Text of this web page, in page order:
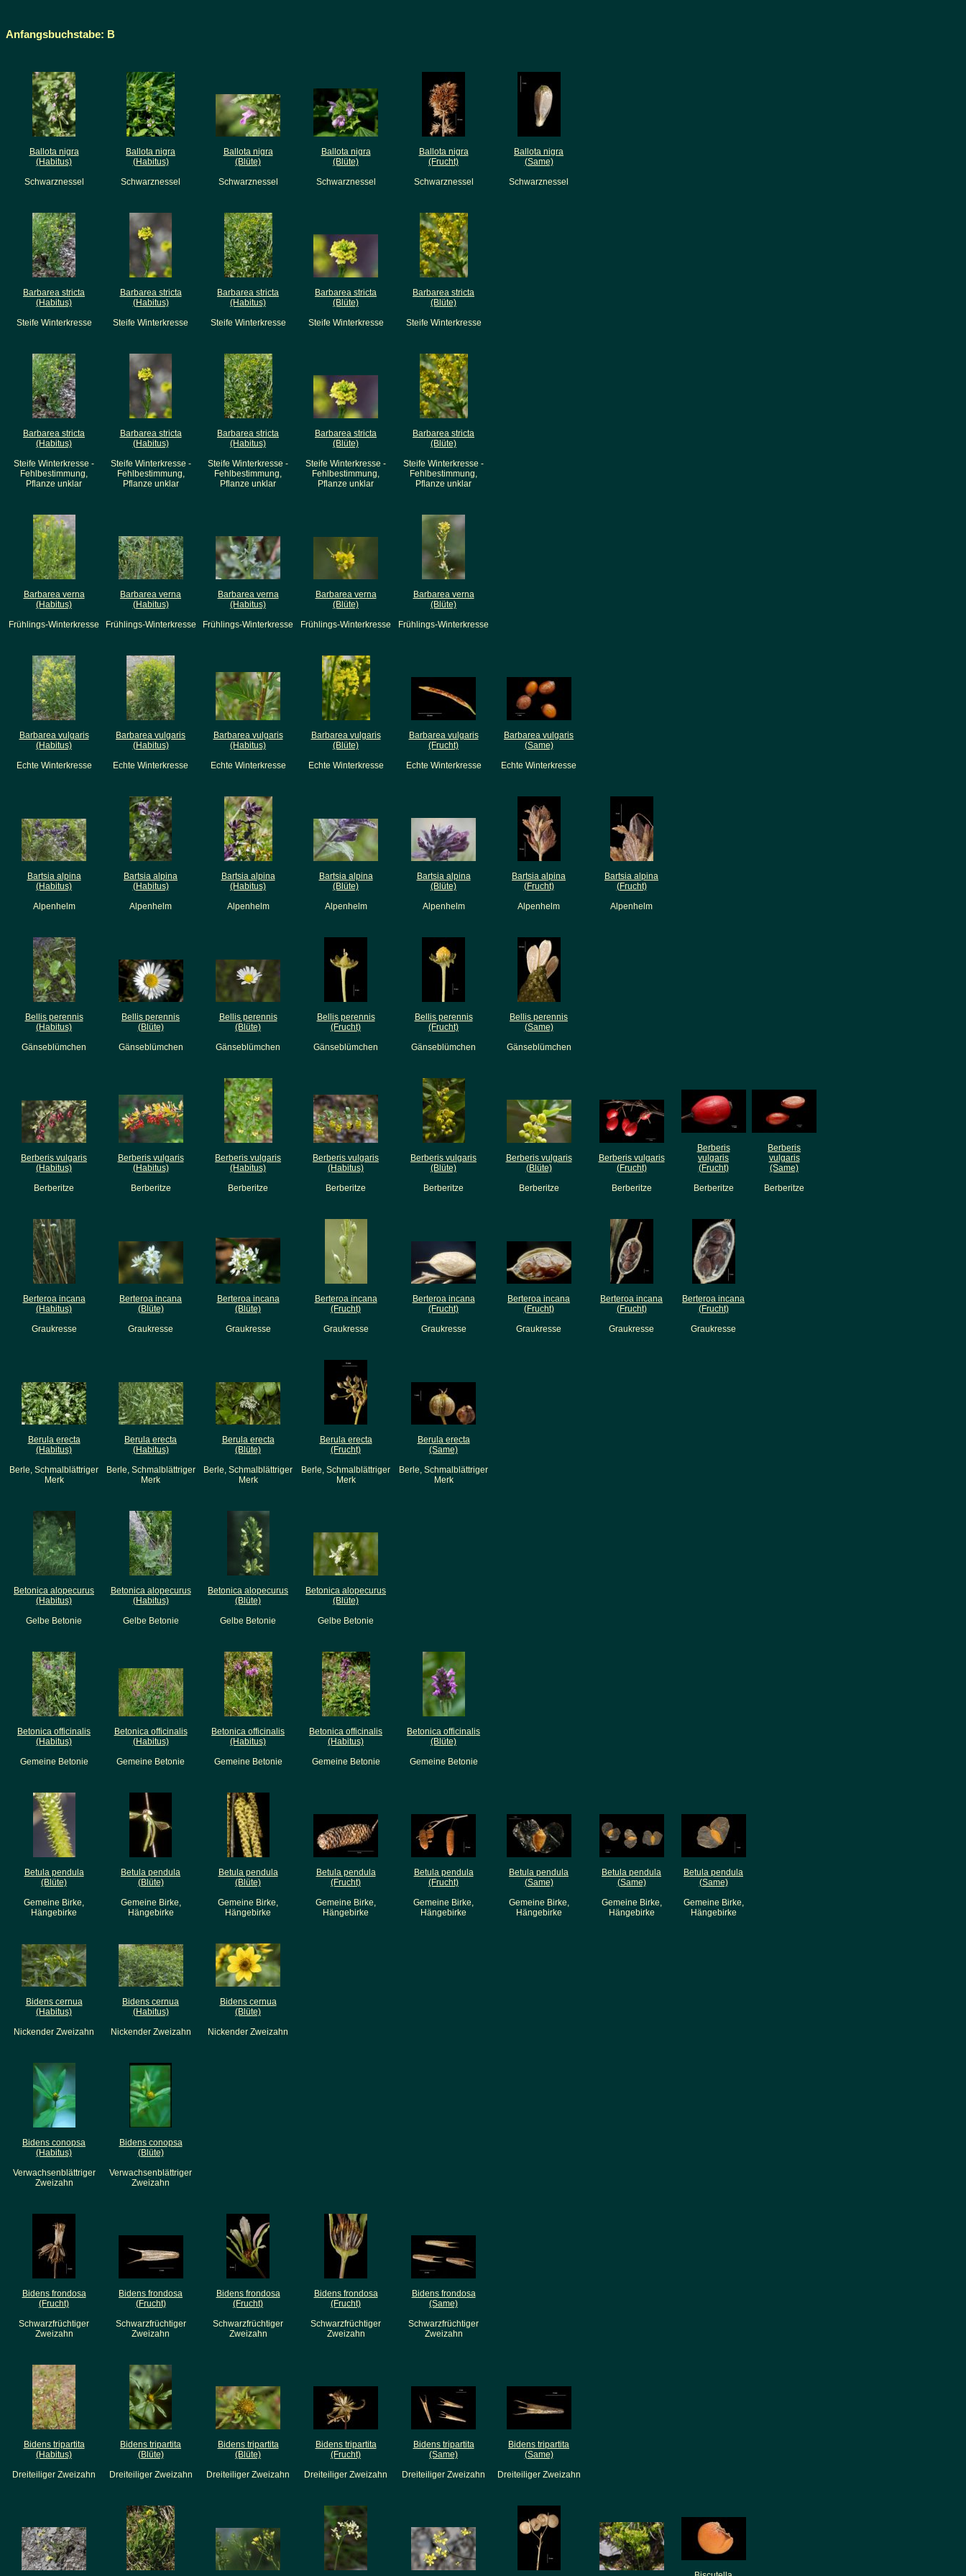
Anfangsbuchstabe: B
Ballota nigra
(Habitus)
Schwarznessel
Ballota nigra
(Habitus)
Schwarznessel
Ballota nigra
(Blüte)
Schwarznessel
Ballota nigra
(Blüte)
Schwarznessel
Ballota nigra
(Frucht)
Schwarznessel
Ballota nigra
(Same)
Schwarznessel
Barbarea stricta
(Habitus)
Steife Winterkresse
Barbarea stricta
(Habitus)
Steife Winterkresse
Barbarea stricta
(Habitus)
Steife Winterkresse
Barbarea stricta
(Blüte)
Steife Winterkresse
Barbarea stricta
(Blüte)
Steife Winterkresse
Barbarea stricta
(Habitus)
Steife Winterkresse -
Fehlbestimmung,
Pflanze unklar
Barbarea stricta
(Habitus)
Steife Winterkresse -
Fehlbestimmung,
Pflanze unklar
Barbarea stricta
(Habitus)
Steife Winterkresse -
Fehlbestimmung,
Pflanze unklar
Barbarea stricta
(Blüte)
Steife Winterkresse -
Fehlbestimmung,
Pflanze unklar
Barbarea stricta
(Blüte)
Steife Winterkresse -
Fehlbestimmung,
Pflanze unklar
Barbarea verna
(Habitus)
Frühlings-Winterkresse
Barbarea verna
(Habitus)
Frühlings-Winterkresse
Barbarea verna
(Habitus)
Frühlings-Winterkresse
Barbarea verna
(Blüte)
Frühlings-Winterkresse
Barbarea verna
(Blüte)
Frühlings-Winterkresse
Barbarea vulgaris
(Habitus)
Echte Winterkresse
Barbarea vulgaris
(Habitus)
Echte Winterkresse
Barbarea vulgaris
(Habitus)
Echte Winterkresse
Barbarea vulgaris
(Blüte)
Echte Winterkresse
Barbarea vulgaris
(Frucht)
Echte Winterkresse
Barbarea vulgaris
(Same)
Echte Winterkresse
Bartsia alpina
(Habitus)
Alpenhelm
Bartsia alpina
(Habitus)
Alpenhelm
Bartsia alpina
(Habitus)
Alpenhelm
Bartsia alpina
(Blüte)
Alpenhelm
Bartsia alpina
(Blüte)
Alpenhelm
Bartsia alpina
(Frucht)
Alpenhelm
Bartsia alpina
(Frucht)
Alpenhelm
Bellis perennis
(Habitus)
Gänseblümchen
Bellis perennis
(Blüte)
Gänseblümchen
Bellis perennis
(Blüte)
Gänseblümchen
Bellis perennis
(Frucht)
Gänseblümchen
Bellis perennis
(Frucht)
Gänseblümchen
Bellis perennis
(Same)
Gänseblümchen
Berberis vulgaris
(Habitus)
Berberitze
Berberis vulgaris
(Habitus)
Berberitze
Berberis vulgaris
(Habitus)
Berberitze
Berberis vulgaris
(Habitus)
Berberitze
Berberis vulgaris
(Blüte)
Berberitze
Berberis vulgaris
(Blüte)
Berberitze
Berberis vulgaris
(Frucht)
Berberitze
Berberis
vulgaris
(Frucht)
Berberitze
Berberis
vulgaris
(Same)
Berberitze
Berteroa incana
(Habitus)
Graukresse
Berteroa incana
(Blüte)
Graukresse
Berteroa incana
(Blüte)
Graukresse
Berteroa incana
(Frucht)
Graukresse
Berteroa incana
(Frucht)
Graukresse
Berteroa incana
(Frucht)
Graukresse
Berteroa incana
(Frucht)
Graukresse
Berteroa incana
(Frucht)
Graukresse
Berula erecta
(Habitus)
Berle, Schmalblättriger
Merk
Berula erecta
(Habitus)
Berle, Schmalblättriger
Merk
Berula erecta
(Blüte)
Berle, Schmalblättriger
Merk
Berula erecta
(Frucht)
Berle, Schmalblättriger
Merk
Berula erecta
(Same)
Berle, Schmalblättriger
Merk
Betonica alopecurus
(Habitus)
Gelbe Betonie
Betonica alopecurus
(Habitus)
Gelbe Betonie
Betonica alopecurus
(Blüte)
Gelbe Betonie
Betonica alopecurus
(Blüte)
Gelbe Betonie
Betonica officinalis
(Habitus)
Gemeine Betonie
Betonica officinalis
(Habitus)
Gemeine Betonie
Betonica officinalis
(Habitus)
Gemeine Betonie
Betonica officinalis
(Habitus)
Gemeine Betonie
Betonica officinalis
(Blüte)
Gemeine Betonie
Betula pendula
(Blüte)
Gemeine Birke,
Hängebirke
Betula pendula
(Blüte)
Gemeine Birke,
Hängebirke
Betula pendula
(Blüte)
Gemeine Birke,
Hängebirke
Betula pendula
(Frucht)
Gemeine Birke,
Hängebirke
Betula pendula
(Frucht)
Gemeine Birke,
Hängebirke
Betula pendula
(Same)
Gemeine Birke,
Hängebirke
Betula pendula
(Same)
Gemeine Birke,
Hängebirke
Betula pendula
(Same)
Gemeine Birke,
Hängebirke
Bidens cernua
(Habitus)
Nickender Zweizahn
Bidens cernua
(Habitus)
Nickender Zweizahn
Bidens cernua
(Blüte)
Nickender Zweizahn
Bidens conopsa
(Habitus)
Verwachsenblättriger
Zweizahn
Bidens conopsa
(Blüte)
Verwachsenblättriger
Zweizahn
Bidens frondosa
(Frucht)
Schwarzfrüchtiger
Zweizahn
Bidens frondosa
(Frucht)
Schwarzfrüchtiger
Zweizahn
Bidens frondosa
(Frucht)
Schwarzfrüchtiger
Zweizahn
Bidens frondosa
(Frucht)
Schwarzfrüchtiger
Zweizahn
Bidens frondosa
(Same)
Schwarzfrüchtiger
Zweizahn
Bidens tripartita
(Habitus)
Dreiteiliger Zweizahn
Bidens tripartita
(Blüte)
Dreiteiliger Zweizahn
Bidens tripartita
(Blüte)
Dreiteiliger Zweizahn
Bidens tripartita
(Frucht)
Dreiteiliger Zweizahn
Bidens tripartita
(Same)
Dreiteiliger Zweizahn
Bidens tripartita
(Same)
Dreiteiliger Zweizahn